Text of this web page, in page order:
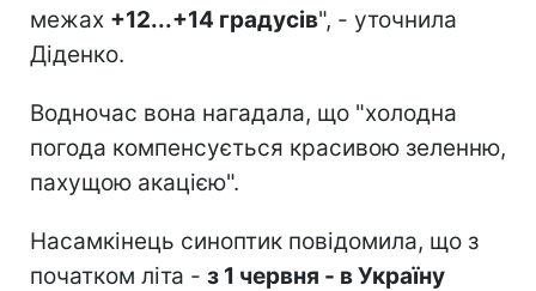
межах +12...+14 градусів", - уточнила
Діденко.
Водночас вона нагадала, що "холодна
погода компенсується красивою зеленню,
пахущою акацією".
Насамкінець синоптик повідомила, що з
початком літа - з 1 червня - в Україну